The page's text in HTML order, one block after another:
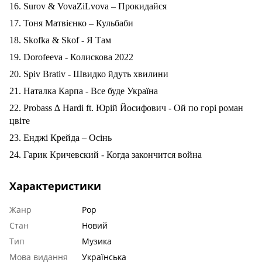
16. Surov & VovaZiLvova – Прокидайся
17. Тоня Матвієнко – Кульбаби
18. Skofka & Skof - Я Там
19. Dorofeeva - Колискова 2022
20. Spiv Brativ - Швидко йдуть хвилини
21. Наталка Карпа - Все буде Україна
22. Probass ∆ Hardi ft. Юрій Йосифович - Ой по горі роман
цвіте
23. Енджі Крейда – Осінь
24. Гарик Кричевский - Когда закончится война
Характеристики
Жанр
Pop
Стан
Новий
Тип
Музика
Мова видання
Українська